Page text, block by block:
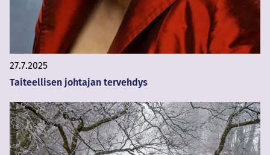
27.7.2025
Taiteellisen johtajan tervehdys